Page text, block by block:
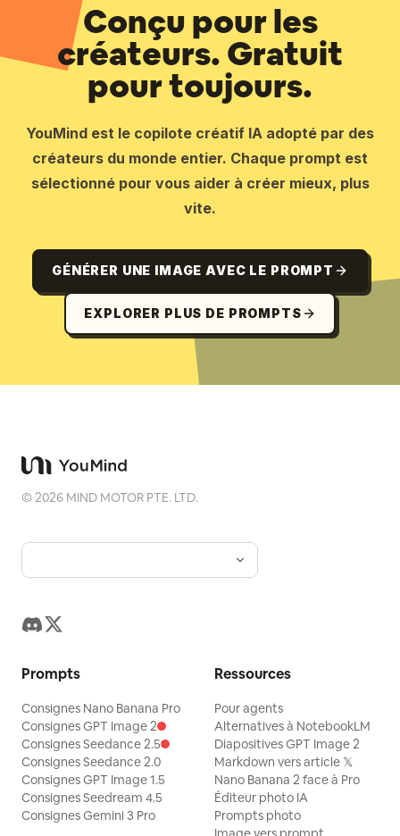
Conçu pour les
créateurs. Gratuit
pour toujours.
YouMind est le copilote créatif IA adopté par des
créateurs du monde entier. Chaque prompt est
sélectionné pour vous aider à créer mieux, plus
vite.
GÉNÉRER UNE IMAGE AVEC LE PROMPT
EXPLORER PLUS DE PROMPTS
©2026 MIND MOTOR PTE. LTD.
Prompts
Consignes Nano Banana Pro
Consignes GPT Image 2
Consignes Seedance 2.5
Consignes Seedance 2.0
Consignes GPT Image 1.5
Consignes Seedream 4.5
Consignes Gemini 3 Pro
Ressources
Pour agents
Alternatives à NotebookLM
Diapositives GPT Image 2
Markdown vers article 𝕏
Nano Banana 2 face à Pro
Éditeur photo IA
Prompts photo